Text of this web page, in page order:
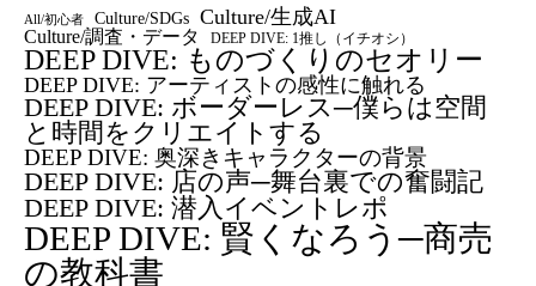
All/初心者 Culture/SDGs Culture/生成AI
Culture/調査・データ DEEP DIVE: 1推し（イチオシ）
DEEP DIVE: ものづくりのセオリー
DEEP DIVE: アーティストの感性に触れる
DEEP DIVE: ボーダーレス─僕らは空間
と時間をクリエイトする
DEEP DIVE: 奥深きキャラクターの背景
DEEP DIVE: 店の声─舞台裏での奮闘記
DEEP DIVE: 潜入イベントレポ
DEEP DIVE: 賢くなろう─商売
の教科書